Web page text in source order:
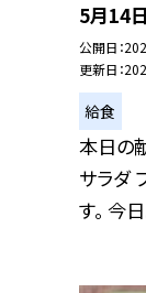
5月14
公開日
更新日
給食
本日の
サラダ
す。 今